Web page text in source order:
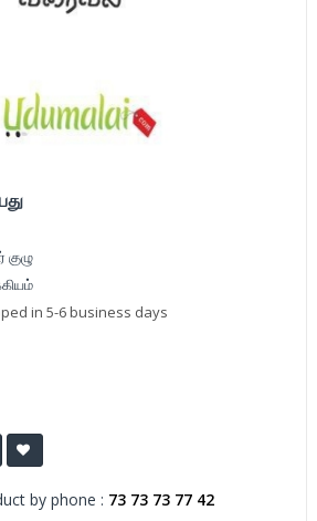
குழு
in 5-6 business days
by phone : 73 73 73 77 42